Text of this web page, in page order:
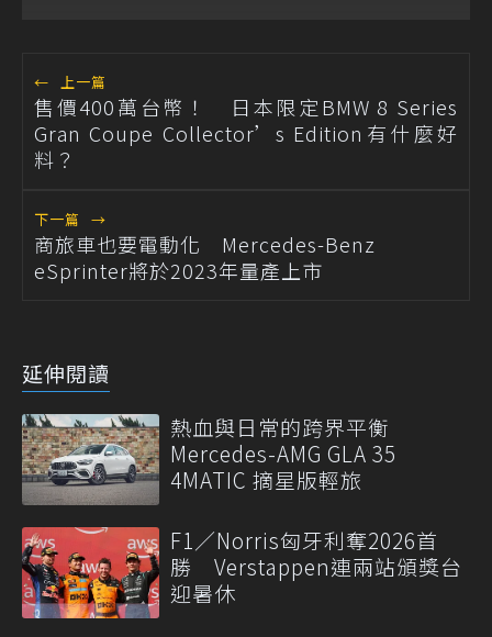
← 上一篇
售價400萬台幣！ 日本限定BMW 8 Series
Gran Coupe Collector’s Edition有什麼好
料？
下一篇 →
商旅車也要電動化 Mercedes-Benz
eSprinter將於2023年量產上市
延伸閱讀
熱血與日常的跨界平衡
Mercedes-AMG GLA 35
4MATIC 摘星版輕旅
F1／Norris匈牙利奪2026首
勝 Verstappen連兩站頒獎台
迎暑休